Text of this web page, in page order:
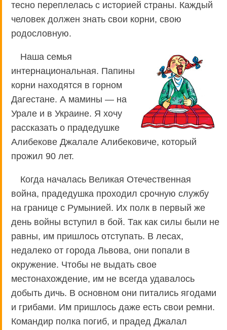
тесно переплелась с историей страны. Каждый
человек должен знать свои корни, свою
родословную.
Наша семья
интернациональная. Папины
корни находятся в горном
Дагестане. А мамины — на
Урале и в Украине. Я хочу
рассказать о прадедушке
Алибекове Джалале Алибековиче, который
прожил 90 лет.
Когда началась Великая Отечественная
война, прадедушка проходил срочную службу
на границе с Румынией. Их полк в первый же
день войны вступил в бой. Так как силы были не
равны, им пришлось отступать. В лесах,
недалеко от города Львова, они попали в
окружение. Чтобы не выдать свое
местонахождение, им не всегда удавалось
добыть дичь. В основном они питались ягодами
и грибами. Им пришлось даже есть свои ремни.
Командир полка погиб, и прадед Джалал